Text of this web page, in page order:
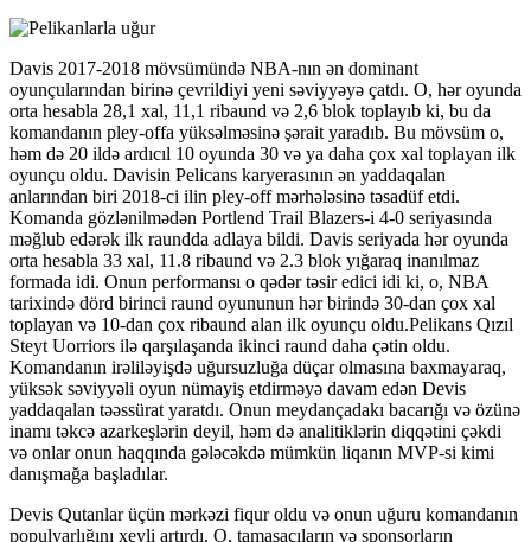
Davis 2017-2018 mövsümündə NBA-nın ən dominant
oyunçularından birinə çevrildiyi yeni səviyyəyə çatdı. O, hər oyunda
orta hesabla 28,1 xal, 11,1 ribaund və 2,6 blok toplayıb ki, bu da
komandanın pley-offa yüksəlməsinə şərait yaradıb. Bu mövsüm o,
həm də 20 ildə ardıcıl 10 oyunda 30 və ya daha çox xal toplayan ilk
oyunçu oldu. Davisin Pelicans karyerasının ən yaddaqalan
anlarından biri 2018-ci ilin pley-off mərhələsinə təsadüf etdi.
Komanda gözlənilmədən Portlend Trail Blazers-i 4-0 seriyasında
məğlub edərək ilk raundda adlaya bildi. Davis seriyada hər oyunda
orta hesabla 33 xal, 11.8 ribaund və 2.3 blok yığaraq inanılmaz
formada idi. Onun performansı o qədər təsir edici idi ki, o, NBA
tarixində dörd birinci raund oyununun hər birində 30-dan çox xal
toplayan və 10-dan çox ribaund alan ilk oyunçu oldu.Pelikans Qızıl
Steyt Uorriors ilə qarşılaşanda ikinci raund daha çətin oldu.
Komandanın irəliləyişdə uğursuzluğa düçar olmasına baxmayaraq,
yüksək səviyyəli oyun nümayiş etdirməyə davam edən Devis
yaddaqalan təəssürat yaratdı. Onun meydançadakı bacarığı və özünə
inamı təkcə azarkeşlərin deyil, həm də analitiklərin diqqətini çəkdi
və onlar onun haqqında gələcəkdə mümkün liqanın MVP-si kimi
danışmağa başladılar.
Devis Qutanlar üçün mərkəzi fiqur oldu və onun uğuru komandanın
populyarlığını xeyli artırdı. O, tamaşaçıların və sponsorların